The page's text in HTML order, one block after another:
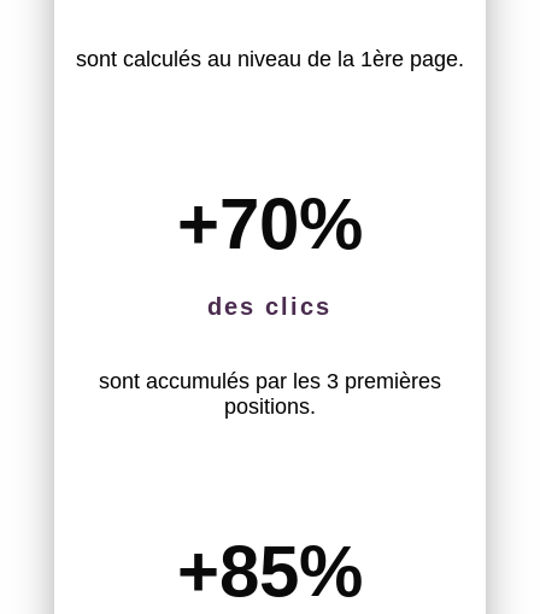
sont calculés au niveau de la 1ère page.
+70%
des clics
sont accumulés par les 3 premières
positions.
+85%